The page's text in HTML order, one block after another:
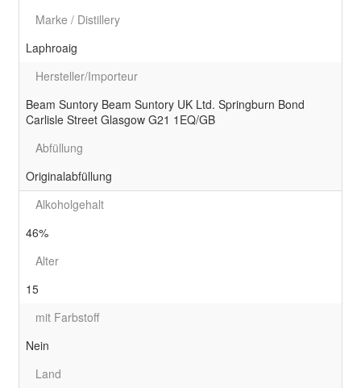
Marke / Distillery
Laphroaig
Hersteller/Importeur
Beam Suntory Beam Suntory UK Ltd. Springburn Bond
Carlisle Street Glasgow G21 1EQ/GB
Abfüllung
Originalabfüllung
Alkoholgehalt
46%
Alter
15
mit Farbstoff
Nein
Land